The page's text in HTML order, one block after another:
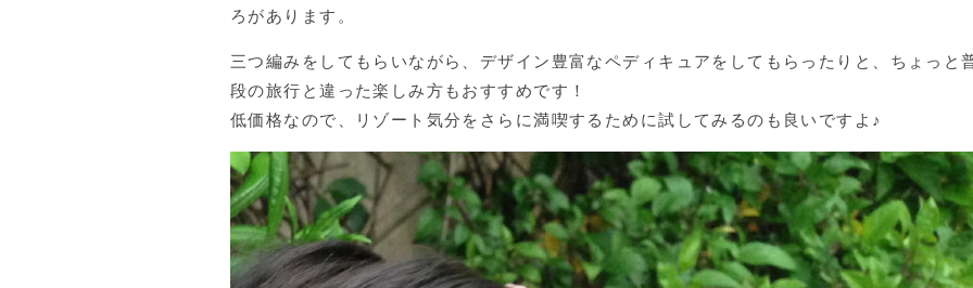
ろがあります。
三つ編みをしてもらいながら、デザイン豊富なペディキュアをしてもらったりと、ちょっと
段の旅行と違った楽しみ方もおすすめです！
低価格なので、リゾート気分をさらに満喫するために試してみるのも良いですよ♪